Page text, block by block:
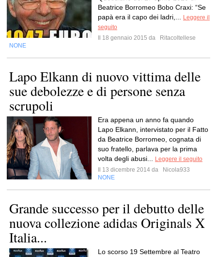
Beatrice Borromeo Bobo Craxi: “Se
papà era il capo dei ladri,...
Leggere il
seguito
Il 18 gennaio 2015 da
Ritacoltellese
NONE
Lapo Elkann di nuovo vittima delle
sue debolezze e di persone senza
scrupoli
Era appena un anno fa quando
Lapo Elkann, intervistato per il Fatto
da Beatrice Borromeo, cognata di
suo fratello, parlava per la prima
volta degli abusi...
Leggere il seguito
Il 13 dicembre 2014 da
Nicola933
NONE
Grande successo per il debutto delle
nuova collezione adidas Originals X
Italia...
Lo scorso 19 Settembre al Teatro